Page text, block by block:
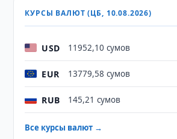
КУРСЫ ВАЛЮТ (ЦБ, 10.08.2026)
USD 11952,10 сумов
EUR 13779,58 сумов
RUB 145,21 сумов
Все курсы валют →